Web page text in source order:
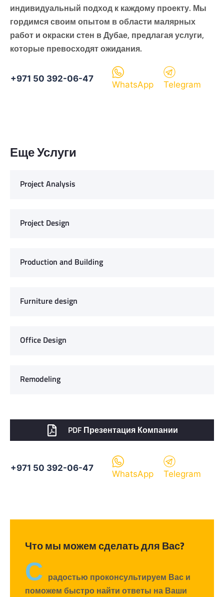
индивидуальный подход к каждому проекту. Мы
гордимся своим опытом в области малярных
работ и окраски стен в Дубае, предлагая услуги,
которые превосходят ожидания.
+971 50 392-06-47
WhatsApp Telegram
Еще Услуги
Project Analysis
Project Design
Production and Building
Furniture design
Office Design
Remodeling
PDF Презентация Компании
+971 50 392-06-47
WhatsApp Telegram
Что мы можем сделать для Вас?
С радостью проконсультируем Вас и
поможем быстро найти ответы на Ваши